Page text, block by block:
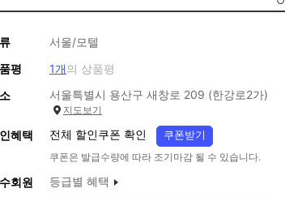
서울/모텔
평
1개의 상품평
서울특별시 용산구 새창로 209 (한강로2가)
지도보기
혜택 전체 할인쿠폰 확인 쿠폰받기
쿠폰은 발급수량에 따라 조기마감 될 수 있습니다.
회원 등급별 혜택